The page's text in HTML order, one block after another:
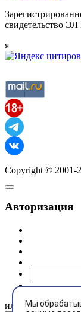
Мы
свидетельство
я
Copyright © 2001-
Авторизация
или